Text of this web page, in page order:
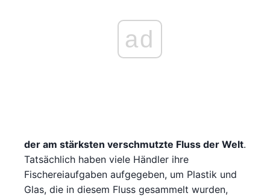
ad
der am stärksten verschmutzte Fluss der Welt.
Tatsächlich haben viele Händler ihre
Fischereiaufgaben aufgegeben, um Plastik und
Glas, die in diesem Fluss gesammelt wurden,